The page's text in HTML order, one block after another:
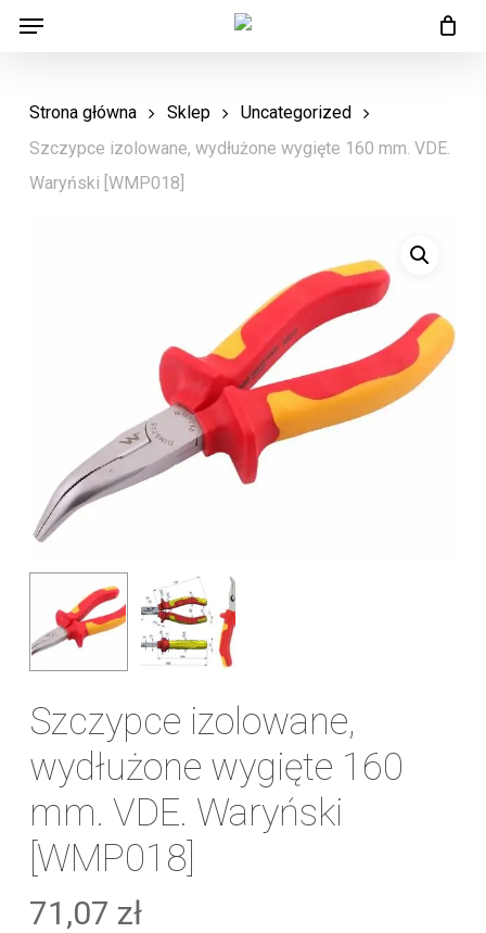
Skip
content
Menu
Strona główna Sklep
Uncategorized
Szczypce izolowane, wydłużone wygięte 160 mm. VDE.
Waryński [WMP018]
Szczypce izolowane,
wydłużone wygięte 160
mm. VDE. Waryński
[WMP018]
71,07 zł
Menu